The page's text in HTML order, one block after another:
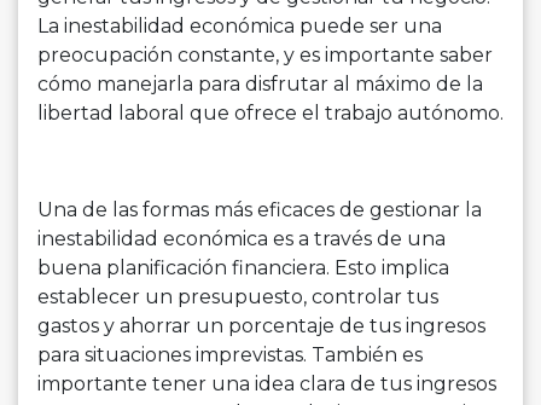
La inestabilidad económica puede ser una
preocupación constante, y es importante saber
cómo manejarla para disfrutar al máximo de la
libertad laboral que ofrece el trabajo autónomo.
Una de las formas más eficaces de gestionar la
inestabilidad económica es a través de una
buena planificación financiera. Esto implica
establecer un presupuesto, controlar tus
gastos y ahorrar un porcentaje de tus ingresos
para situaciones imprevistas. También es
importante tener una idea clara de tus ingresos